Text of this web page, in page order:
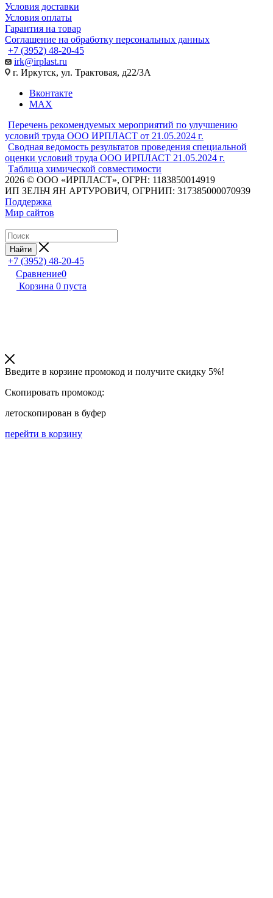
Условия доставки
Условия оплаты
Гарантия на товар
Соглашение на обработку персональных данных
+7 (3952) 48-20-45
irk@irplast.ru
г. Иркутск, ул. Трактовая, д22/3А
Вконтакте
MAX
Перечень рекомендуемых мероприятий по улучшению
условий труда ООО ИРПЛАСТ от 21.05.2024 г.
Сводная ведомость результатов проведения специальной
оценки условий труда ООО ИРПЛАСТ 21.05.2024 г.
Таблица химической совместимости
2026 © ООО «ИРПЛАСТ», ОГРН: 1183850014919
ИП ЗЕЛЬЧ ЯН АРТУРОВИЧ, ОГРНИП: 317385000070939
Поддержка
Мир сайтов
Найти
+7 (3952) 48-20-45
Сравнение0
Корзина 0 пуста
Введите в корзине промокод и получите скидку 5%!
Скопировать промокод:
летоскопирован в буфер
перейти в корзину